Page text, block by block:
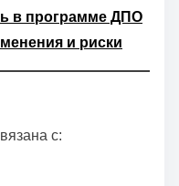
в программе ДПО
и риски
с: